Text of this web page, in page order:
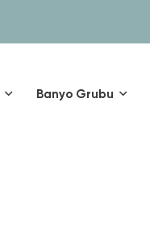
Banyo Grubu